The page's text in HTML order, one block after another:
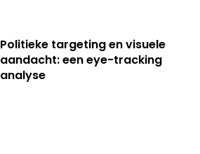
Politieke targeting en visuele
aandacht: een eye-tracking
analyse